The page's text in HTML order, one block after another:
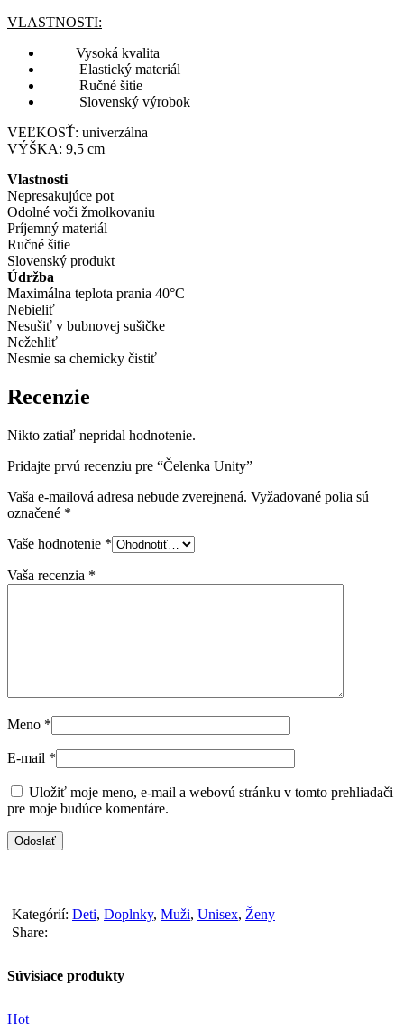
VLASTNOSTI:
Vysoká kvalita
Elastický materiál
Ručné šitie
Slovenský výrobok
VEĽKOSŤ: univerzálna
VÝŠKA: 9,5 cm
Vlastnosti
Nepresakujúce pot
Odolné voči žmolkovaniu
Príjemný materiál
Ručné šitie
Slovenský produkt
Údržba
Maximálna teplota prania 40°C
Nebieliť
Nesušiť v bubnovej sušičke
Nežehliť
Nesmie sa chemicky čistiť
Recenzie
Nikto zatiaľ nepridal hodnotenie.
Pridajte prvú recenziu pre “Čelenka Unity”
Vaša e-mailová adresa nebude zverejnená. Vyžadované polia sú
označené *
Vaše hodnotenie *
Vaša recenzia *
Meno *
E-mail *
Uložiť moje meno, e-mail a webovú stránku v tomto prehliadači
pre moje budúce komentáre.
Kategórií: Deti, Doplnky, Muži, Unisex, Ženy
Share:
Súvisiace produkty
Hot